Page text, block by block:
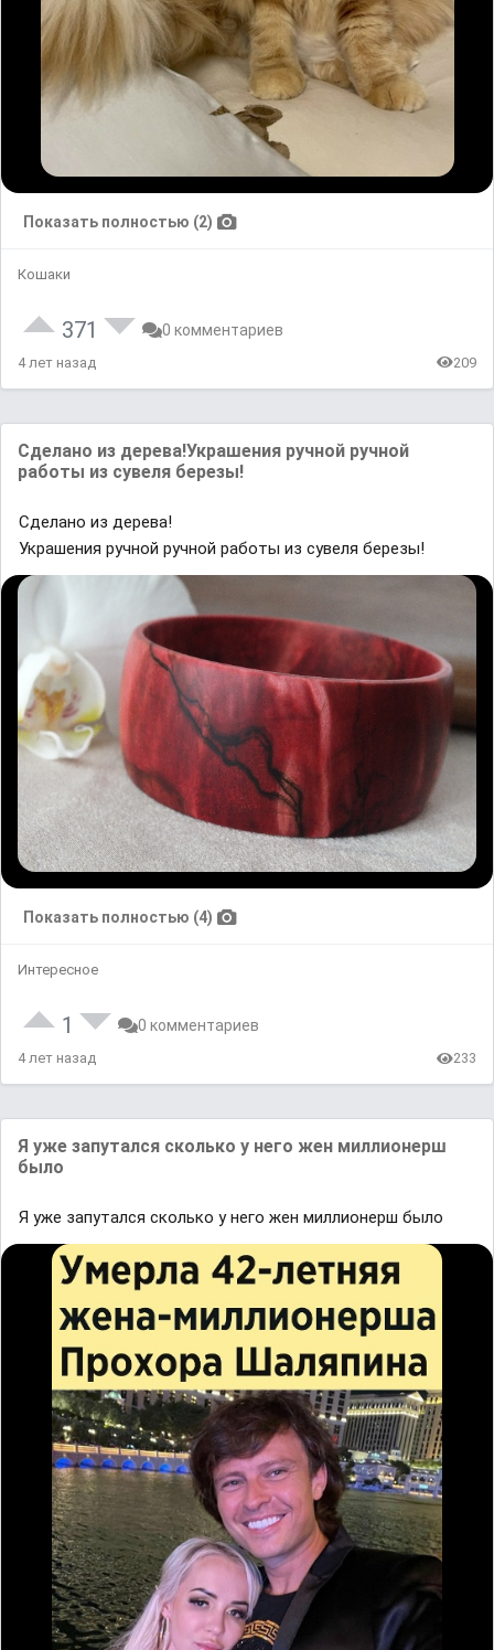
Показать полностью (2)
Кошаки
371 0 комментариев
4 лет назад 209
Сделано из дерева!Украшения ручной ручной
работы из сувеля березы!
Сделано из дерева!
Украшения ручной ручной работы из сувеля березы!
Показать полностью (4)
Интересное
1 0 комментариев
4 лет назад 233
Я уже запутался сколько у него жен миллионерш
было
Я уже запутался сколько у него жен миллионерш было